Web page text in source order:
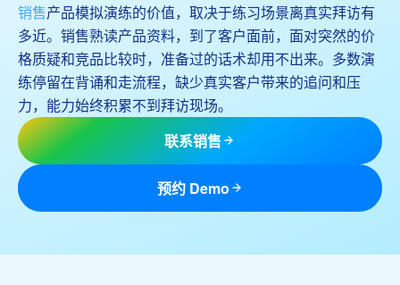
销售产品模拟演练的价值，取决于练习场景离真实拜访有
多近。销售熟读产品资料，到了客户面前，面对突然的价
格质疑和竞品比较时，准备过的话术却用不出来。多数演
练停留在背诵和走流程，缺少真实客户带来的追问和压
力，能力始终积累不到拜访现场。
联系销售
预约 Demo